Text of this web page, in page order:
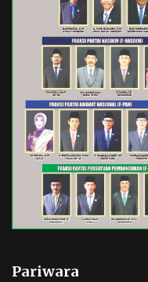
Pariwara